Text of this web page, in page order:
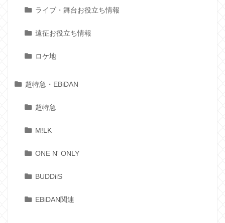
ライブ・舞台お役立ち情報
遠征お役立ち情報
ロケ地
超特急・EBiDAN
超特急
M!LK
ONE N' ONLY
BUDDiiS
EBiDAN関連